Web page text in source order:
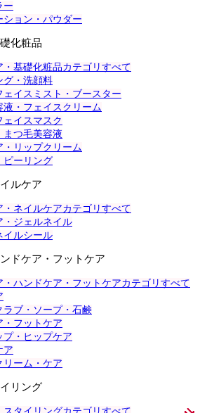
ー
ション・パウダー
化粧品
・基礎化粧品カテゴリすべて
グ・洗顔料
ェイスミスト・ブースター
液・フェイスクリーム
ェイスマスク
まつ毛美容液
・リップクリーム
ピーリング
ルケア
・ネイルケアカテゴリすべて
・ジェルネイル
イルシール
ドケア・フットケア
・ハンドケア・フットケアカテゴリすべて
ラブ・ソープ・石鹸
・フットケア
プ・ヒップケア
ア
リーム・ケア
リング